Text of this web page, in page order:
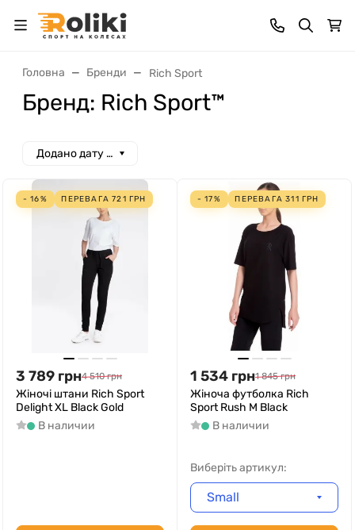
Головна Бренди Rich Sport
Бренд: Rich Sport™
Додано дату спад
- 16% ПЕРЕВАГА721 ГРН
3 789 грн4 510 грн
Жіночі штани Rich Sport
Delight XL Black Gold
В наличии
- 17% ПЕРЕВАГА311 ГРН
1 534 грн1 845 грн
Жіноча футболка Rich
Sport Rush M Black
В наличии
Виберіть артикул:
Small